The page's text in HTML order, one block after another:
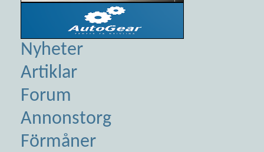
Nyheter
Artiklar
Forum
Annonstorg
Förmåner